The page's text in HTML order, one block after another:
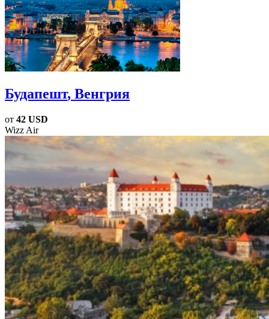
Будапешт, Венгрия
от 42 USD
Wizz Air